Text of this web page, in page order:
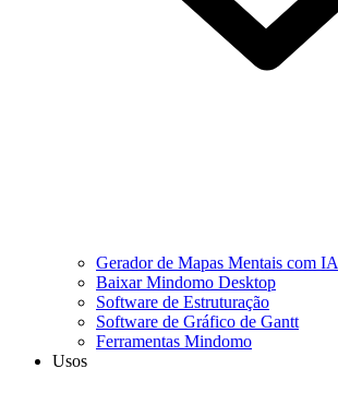
Gerador de Mapas Mentais com IA
Baixar Mindomo Desktop
Software de Estruturação
Software de Gráfico de Gantt
Ferramentas Mindomo
Usos